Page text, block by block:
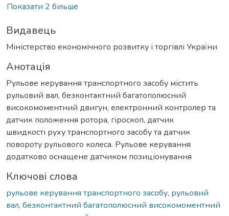
Показати 2 більше
Видавець
Міністерство економічного розвитку і торгівлі України
Анотація
Рульове керування транспортного засобу містить
рульовий вал, безконтактний багатополюсний
високомоментний двигун, електронний контролер та
датчик положення ротора, гіроскоп, датчик
швидкості руху транспортного засобу та датчик
повороту рульового колеса. Рульове керування
додатково оснащене датчиком позиціонування
Ключові слова
рульове керування транспортного засобу, рульовий
вал, безконтактний багатополюсний високомоментний